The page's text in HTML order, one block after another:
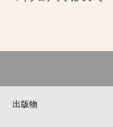
出版物